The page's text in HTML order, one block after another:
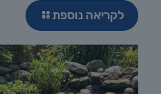
לקריאה נוספת